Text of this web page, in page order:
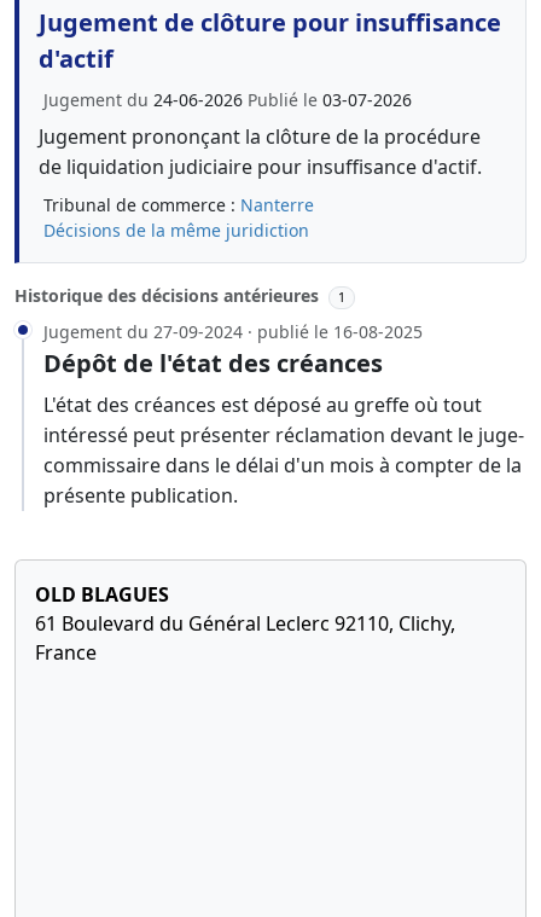
Jugement de clôture pour insuffisance
d'actif
Jugement du 24-06-2026 Publié le 03-07-2026
Jugement prononçant la clôture de la procédure
de liquidation judiciaire pour insuffisance d'actif.
Tribunal de commerce : Nanterre
Décisions de la même juridiction
Historique des décisions antérieures 1
Jugement du 27-09-2024 · publié le 16-08-2025
Dépôt de l'état des créances
L'état des créances est déposé au greffe où tout
intéressé peut présenter réclamation devant le juge-
commissaire dans le délai d'un mois à compter de la
présente publication.
OLD BLAGUES
61 Boulevard du Général Leclerc 92110, Clichy,
France